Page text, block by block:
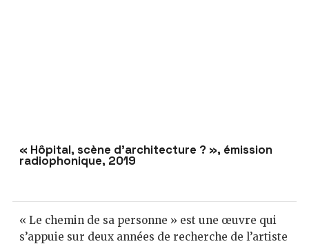
« Hôpital, scène d’architecture ? », émission
radiophonique, 2019
« Le chemin de sa personne » est une œuvre qui
s’appuie sur deux années de recherche de l’artiste